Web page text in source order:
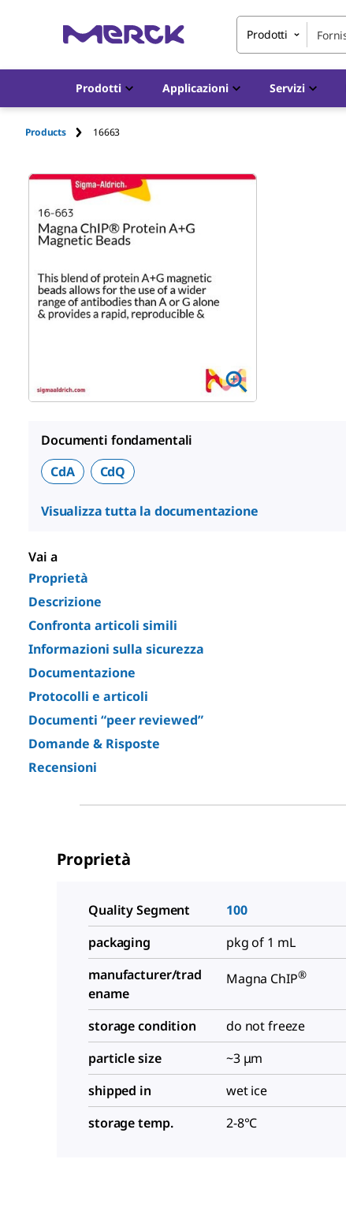
Prodotti
Prodotti Applicazioni Servizi
Products 16663
Documenti fondamentali
CdA
CdQ
Visualizza tutta la documentazione
Vai a
Proprietà
Descrizione
Confronta articoli simili
Informazioni sulla sicurezza
Documentazione
Protocolli e articoli
Documenti “peer reviewed”
Domande & Risposte
Recensioni
Proprietà
Quality Segment
100
packaging
pkg of 1 mL
manufacturer/trad
ename
Magna ChIP®
storage condition
do not freeze
particle size
~3 μm
shipped in
wet ice
storage temp.
2-8°C